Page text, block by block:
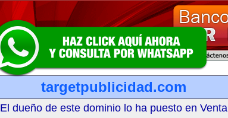
targetpublicidad.com
El dueño de este dominio lo ha puesto en Venta